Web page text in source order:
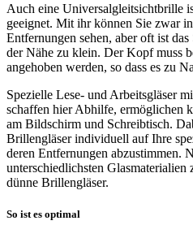
Auch eine Universalgleitsichtbrille
geeignet. Mit ihr können Sie zwar
Entfernungen sehen, aber oft ist
der Nähe zu klein. Der Kopf muss
angehoben werden, so dass es zu
Spezielle Lese- und Arbeitsgläser
schaffen hier Abhilfe, ermöglichen
am Bildschirm und Schreibtisch.
Brillengläser individuell auf Ihre
deren Entfernungen abzustimmen.
unterschiedlichsten
dünne Brillengläser.
So ist es optimal